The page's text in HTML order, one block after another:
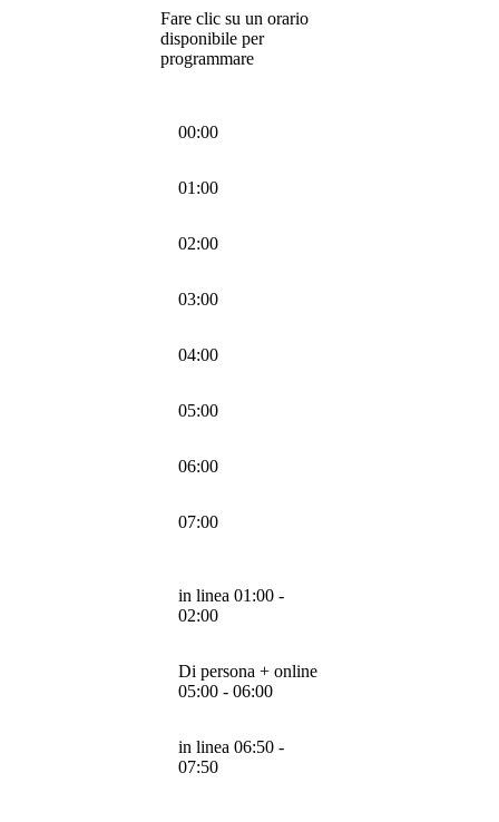
Fare clic su un orario
disponibile per
programmare
00:00
01:00
02:00
03:00
04:00
05:00
06:00
07:00
in linea 01:00 -
02:00
Di persona + online
05:00 - 06:00
in linea 06:50 -
07:50